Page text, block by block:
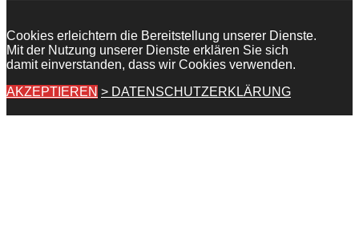
Cookies erleichtern die Bereitstellung unserer Dienste.
Mit der Nutzung unserer Dienste erklären Sie sich
damit einverstanden, dass wir Cookies verwenden.
AKZEPTIEREN > DATENSCHUTZERKLÄRUNG